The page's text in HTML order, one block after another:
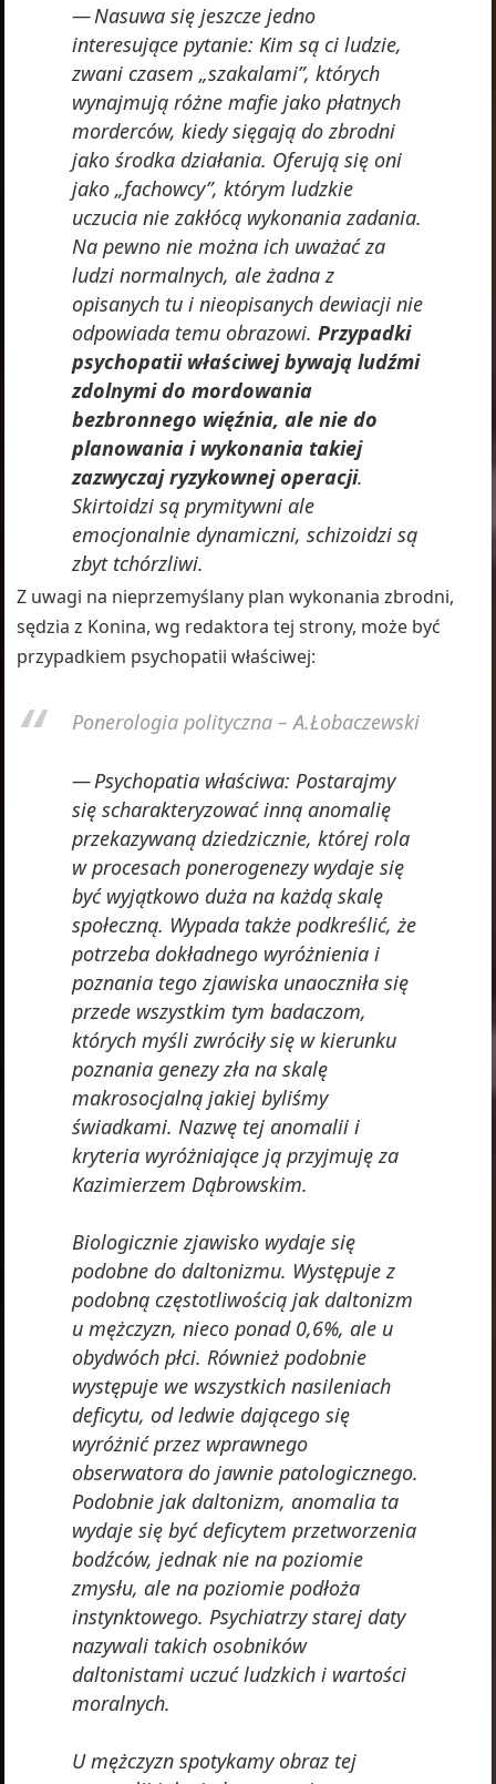
Nasuwa się jeszcze jedno
interesujące pytanie: Kim są ci ludzie,
zwani czasem „szakalami”, których
wynajmują różne mafie jako płatnych
morderców, kiedy sięgają do zbrodni
jako środka działania. Oferują się oni
jako „fachowcy”, którym ludzkie
uczucia nie zakłócą wykonania zadania.
Na pewno nie można ich uważać za
ludzi normalnych, ale żadna z
opisanych tu i nieopisanych dewiacji nie
odpowiada temu obrazowi.Przypadki
psychopatii właściwej bywają ludźmi
zdolnymi do mordowania
bezbronnego więźnia, ale nie do
planowania i wykonania takiej
zazwyczaj ryzykownej operacji.
Skirtoidzi są prymitywni ale
emocjonalnie dynamiczni, schizoidzi są
zbyt tchórzliwi.
Z uwagi na nieprzemyślany plan wykonania zbrodni,
sędzia z Konina, wg redaktora tej strony, może być
przypadkiem psychopatii właściwej:
Ponerologia polityczna – A.Łobaczewski
Psychopatia właściwa: Postarajmy
się scharakteryzować inną anomalię
przekazywaną dziedzicznie, której rola
w procesach ponerogenezy wydaje się
być wyjątkowo duża na każdą skalę
społeczną. Wypada także podkreślić, że
potrzeba dokładnego wyróżnienia i
poznania tego zjawiska unaoczniła się
przede wszystkim tym badaczom,
których myśli zwróciły się w kierunku
poznania genezy zła na skalę
makrosocjalną jakiej byliśmy
świadkami. Nazwę tej anomalii i
kryteria wyróżniające ją przyjmuję za
Kazimierzem Dąbrowskim.
Biologicznie zjawisko wydaje się
podobne do daltonizmu. Występuje z
podobną częstotliwością jak daltonizm
u mężczyzn, nieco ponad 0,6%, ale u
obydwóch płci. Również podobnie
występuje we wszystkich nasileniach
deficytu, od ledwie dającego się
wyróżnić przez wprawnego
obserwatora do jawnie patologicznego.
Podobnie jak daltonizm, anomalia ta
wydaje się być deficytem przetworzenia
bodźców, jednak nie na poziomie
zmysłu, ale na poziomie podłoża
instynktowego. Psychiatrzy starej daty
nazywali takich osobników
daltonistami uczuć ludzkich i wartości
moralnych.
U mężczyzn spotykamy obraz tej